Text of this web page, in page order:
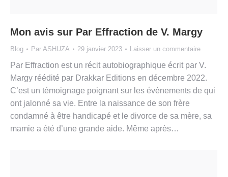
Mon avis sur Par Effraction de V. Margy
Blog Par ASHUZA 29 janvier 2023 Laisser un commentaire
Par Effraction est un récit autobiographique écrit par V.
Margy réédité par Drakkar Editions en décembre 2022.
C’est un témoignage poignant sur les évènements de qui
ont jalonné sa vie. Entre la naissance de son frère
condamné à être handicapé et le divorce de sa mère, sa
mamie a été d’une grande aide. Même après…